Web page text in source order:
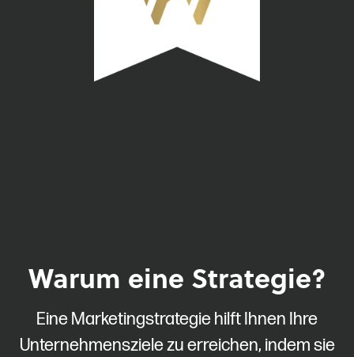
Warum eine Strategie?
Eine Marketingstrategie hilft Ihnen Ihre
Unternehmensziele zu erreichen, indem sie